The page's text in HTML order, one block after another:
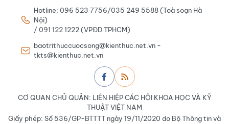
Hotline: 096 523 7756/035 249 5588 (Toà soạn Hà
Nội)
/ 091 122 1222 (VPĐD TPHCM)
baotrithuccuocsong@kienthuc.net.vn -
tkts@kienthuc.net.vn
CƠ QUAN CHỦ QUẢN: LIÊN HIỆP CÁC HỘI KHOA HỌC VÀ KỸ
THUẬT VIỆT NAM
Giấy phép: Số 536/GP-BTTTT ngày 19/11/2020 do Bộ Thông tin và